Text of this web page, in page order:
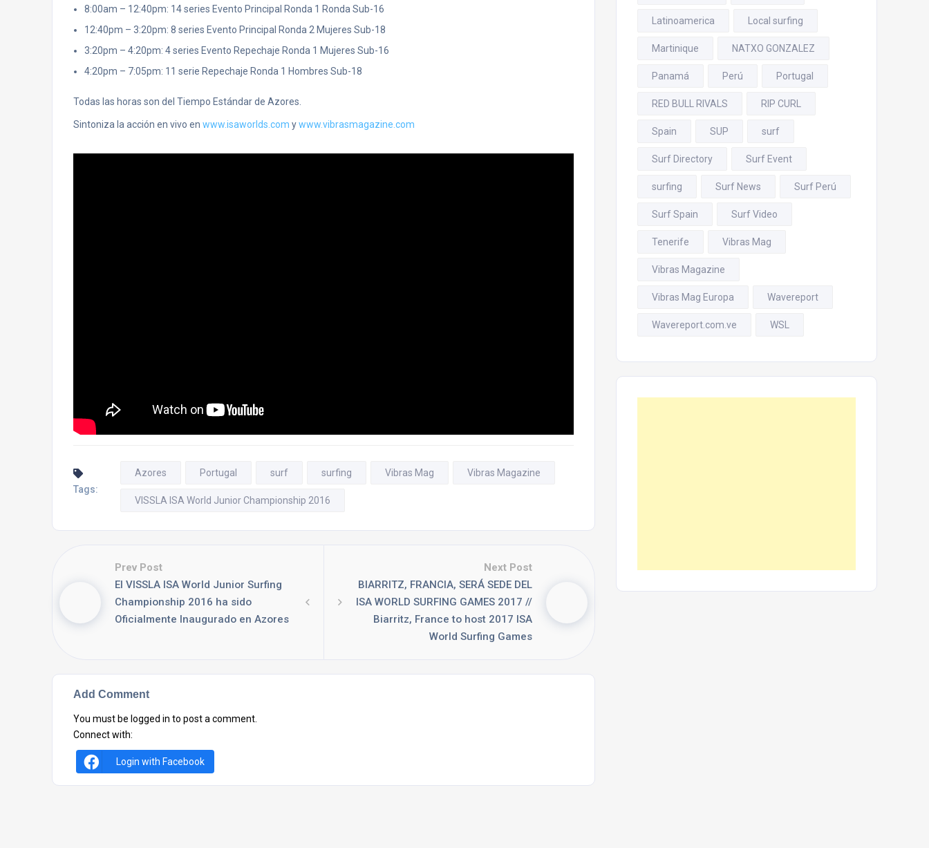
8:00am – 12:40pm: 14 series Evento Principal Ronda 1 Ronda Sub-16
12:40pm – 3:20pm: 8 series Evento Principal Ronda 2 Mujeres Sub-18
3:20pm – 4:20pm: 4 series Evento Repechaje Ronda 1 Mujeres Sub-16
4:20pm – 7:05pm: 11 serie Repechaje Ronda 1 Hombres Sub-18
Todas las horas son del Tiempo Estándar de Azores.
Sintoniza la acción en vivo en www.isaworlds.com ywww.vibrasmagazine.com
Tags:
Azores Portugal surf surfing Vibras Mag Vibras Magazine
VISSLA ISA World Junior Championship 2016
Prev Post
El VISSLA ISA World Junior Surfing
Championship 2016 ha sido
Oficialmente Inaugurado en Azores
Next Post
BIARRITZ, FRANCIA, SERÁ SEDE DEL
ISA WORLD SURFING GAMES 2017 //
Biarritz, France to host 2017 ISA
World Surfing Games
Add Comment
You must be logged in to post a comment.
Connect with:
Login with Facebook
Latinoamerica Local surfing
Martinique NATXO GONZALEZ
Panamá Perú Portugal
RED BULL RIVALS RIP CURL
Spain SUP surf
Surf Directory Surf Event
surfing Surf News Surf Perú
Surf Spain Surf Video
Tenerife Vibras Mag
Vibras Magazine
Vibras Mag Europa Wavereport
Wavereport.com.ve WSL